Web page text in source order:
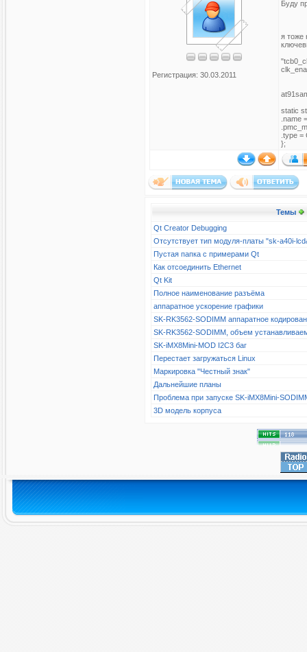
Регистрация: 30.03.2011
Буду
я тоже
static
.name
.type =
};
Темы
Qt Creator Debugging
Отсутствует тип модуля-платы "sk-a40i-
Пустая папка с примерами Qt
Как отсоединить Ethernet
Qt Kit
Полное наименование разъёма
аппаратное ускорение графики
SK-RK3562-SODIMM аппаратное
SK-RK3562-SODIMM, объем
SK-iMX8Mini-MOD I2C3 баг
Перестает загружаться Linux
Маркировка "Честный знак"
Дальнейшие планы
Проблема при запуске SK-iMX8Mini-
3D модель корпуса